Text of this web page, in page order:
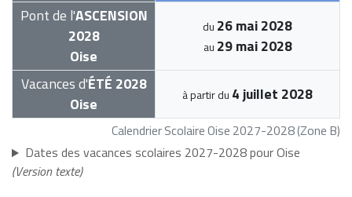
Calendrier Scolaire Oise 2027-2028 (Zone B)
Pont de l'ASCENSION
2028
Oise
du 26 mai 2028
au 29 mai 2028
Vacances d'ÉTÉ 2028
Oise
à partir du 4 juillet 2028
Dates des vacances scolaires 2027-2028 pour Oise
(Version texte)